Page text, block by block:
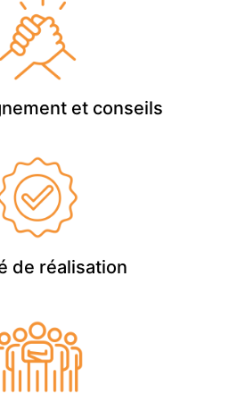
et conseils
de réalisation